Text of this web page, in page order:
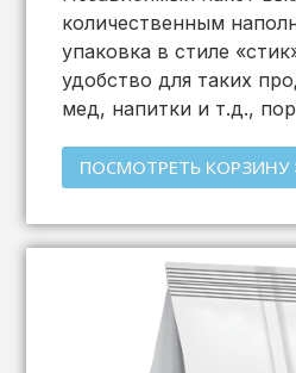
количественным
упаковка в стиле
удобство для таких
мед, напитки и т.д.,
ПОСМОТРЕТЬ КОРЗИНУ